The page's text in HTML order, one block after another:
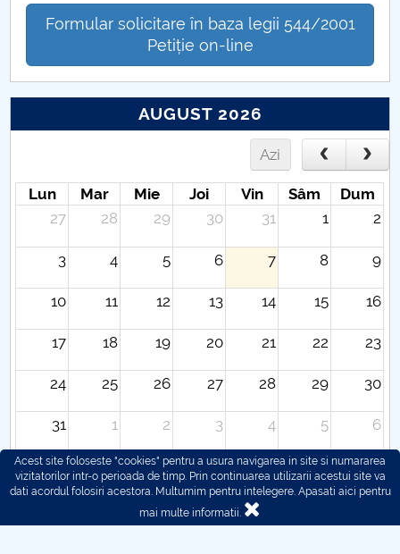
Formular solicitare în baza legii 544/2001
Petiție on-line
AUGUST 2026
Azi
Lun Mar Mie Joi Vin Sâm
Dum
27
28 29 30 31 1 2
3 4 5 6 7 8 9
10 11 12 13 14 15 16
17 18 19 20 21 22 23
24 25 26 27 28 29 30
31 1 2 3 4 5 6
Acest site foloseste "cookies" pentru a usura navigarea in site si numararea
vizitatorilor intr-o perioada de timp. Prin continuarea utilizarii acestui site va
dati acordul folosiri acestora. Multumim pentru intelegere. Apasati aici pentru
mai multe informatii.